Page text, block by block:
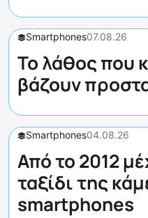
Smartphones07.08.26
Το λάθος που
βάζουν
Smartphones04.08.26
Από το 2012
ταξίδι της
smartphones